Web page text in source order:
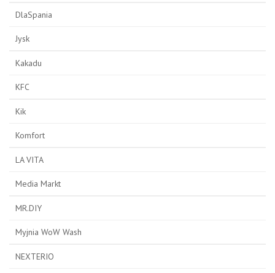
DlaSpania
Jysk
Kakadu
KFC
Kik
Komfort
LA VITA
Media Markt
MR.DIY
Myjnia WoW Wash
NEXTERIO